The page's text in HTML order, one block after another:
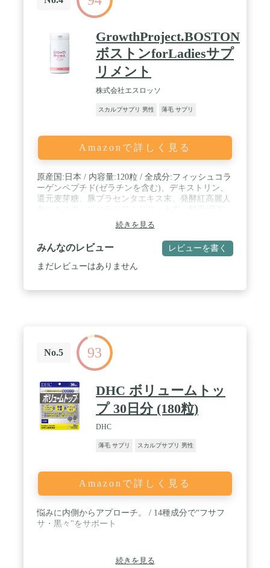
GrowthProject.BOSTON
ボストンforLadiesサプ
リメント
株式会社エスロッソ
スカルプサプリ 男性 薄毛 サプリ
Amazonで詳しく見る
原産国:日本 / 内容量:120粒 / 全成分:フィッシュコラ
ーゲンペプチド(ゼラチンを含む)、デキストリン、
還元麦芽糖、豚プラセンタエキス末、発酵紅高麗人
含有)、大豆胚芽抽出物(イソフラボン含有)、イチョ
ウ葉エキス末、ヒハツエキス末、ケラチン加水分解
物、ミレットエキス末、フィーバーフューエキス
末、MSM、発酵大豆胚芽抽出物(イソフラボン含
有)、酵母(銅含有)、セルロース、L-シスチン、L-ア
続きを見る
みんなのレビュー レビューを書く
まだレビューはありません
No.5 93
DHC ボリュームトッ
プ 30日分 (180粒)
DHC
薄毛 サプリ スカルプサプリ 男性
Amazonで詳しく見る
悩みに内側からアプローチ。 / 14種成分で“フサフ
サ・黒々"をサポート
続きを見る